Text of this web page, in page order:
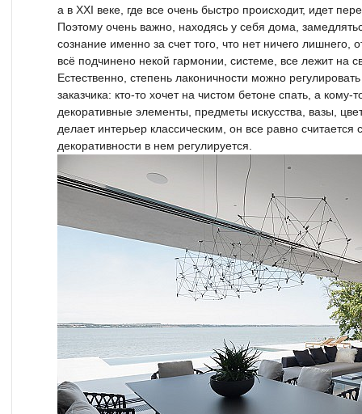
а в XXI веке, где все очень быстро происходит, идет
Поэтому очень важно, находясь у себя дома,
сознание именно за счет того, что нет ничего
всё подчинено некой гармонии, системе, все лежит на
Естественно, степень лаконичности можно
заказчика: кто-то хочет на чистом бетоне спать, а
декоративные элементы, предметы искусства, вазы,
делает интерьер классическим, он все равно
декоративности в нем регулируется.